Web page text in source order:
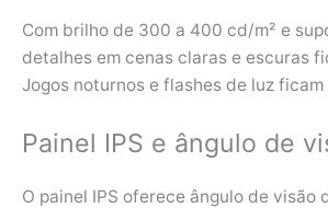
Com brilho de 300 a 400 cd/m² e
detalhes em cenas claras e escuras
Jogos noturnos e flashes de luz
Painel IPS e ângulo de
O painel IPS oferece ângulo de visão